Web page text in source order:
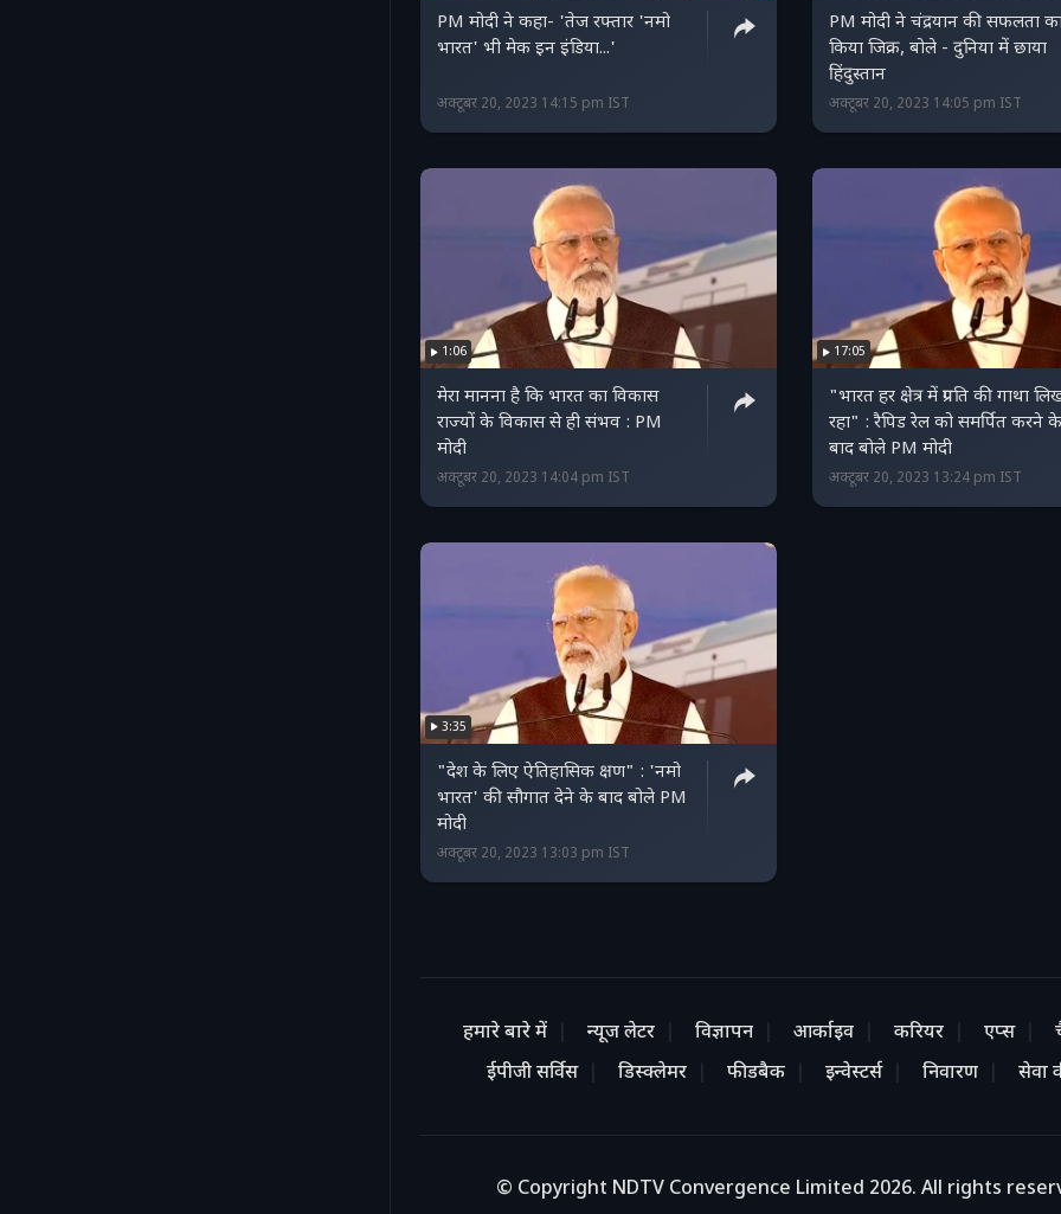
PM मोदी ने कहा- 'तेज रफ्तार 'नमो
भारत' भी मेक इन इंडिया...'
अक्टूबर 20, 2023 14:15 pm IST
PM मोदी ने चंद्रयान की सफलता
किया जिक्र, बोले - दुनिया में छाया
हिंदुस्‍तान
अक्टूबर 20, 2023 14:05 pm IST
1:06
मेरा मानना है कि भारत का विकास
राज्‍यों के विकास से ही संभव : PM
मोदी
अक्टूबर 20, 2023 14:04 pm IST
17:05
"भारत हर क्षेत्र में प्रगति की गाथा
रहा" : रैपिड रेल को समर्पित करने के
बाद बोले PM मोदी
अक्टूबर 20, 2023 13:24 pm IST
3:35
"देश के लिए ऐतिहासिक क्षण" : 'नमो
भारत' की सौगात देने के बाद बोले PM
मोदी
अक्टूबर 20, 2023 13:03 pm IST
हमारे बारे में न्यूज लेटर विज्ञापन आर्काइव करियर एप्स
ईपीजी सर्विस
डिस्क्लेमर फीडबैक इन्वेस्टर्स निवारण सेवा
© Copyright NDTV Convergence Limited 2026. All rights